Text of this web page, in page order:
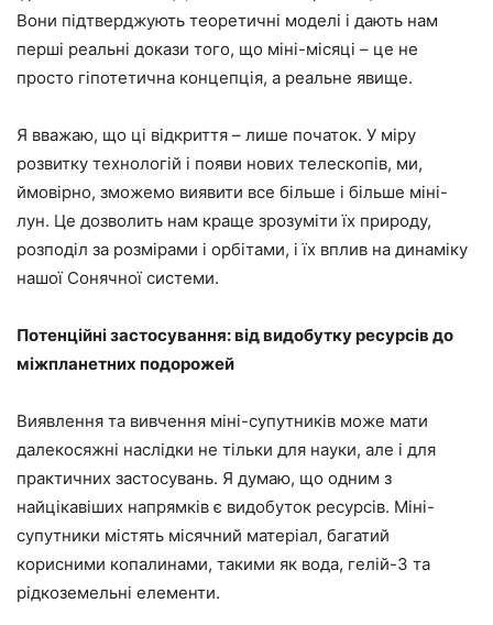
Вони підтверджують теоретичні моделі і дають нам
перші реальні докази того, що міні-місяці – це не
просто гіпотетична концепція, а реальне явище.
Я вважаю, що ці відкриття – лише початок. У міру
розвитку технологій і появи нових телескопів, ми,
ймовірно, зможемо виявити все більше і більше міні-
лун. Це дозволить нам краще зрозуміти їх природу,
розподіл за розмірами і орбітами, і їх вплив на динаміку
нашої Сонячної системи.
Потенційні застосування: від видобутку ресурсів до
міжпланетних подорожей
Виявлення та вивчення міні-супутників може мати
далекосяжні наслідки не тільки для науки, але і для
практичних застосувань. Я думаю, що одним з
найцікавіших напрямків є видобуток ресурсів. Міні-
супутники містять місячний матеріал, багатий
корисними копалинами, такими як вода, гелій-3 та
рідкоземельні елементи.